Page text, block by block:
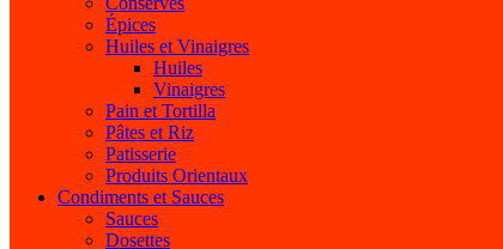
Épices
Huiles et Vinaigres
Huiles
Vinaigres
Pain et Tortilla
Pâtes et Riz
Patisserie
Produits Orientaux
Condiments et Sauces
Sauces
Dosettes